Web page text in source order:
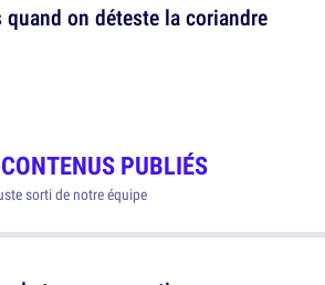
on déteste la coriandre
CONTENUS PUBLIÉS
sorti de notre équipe